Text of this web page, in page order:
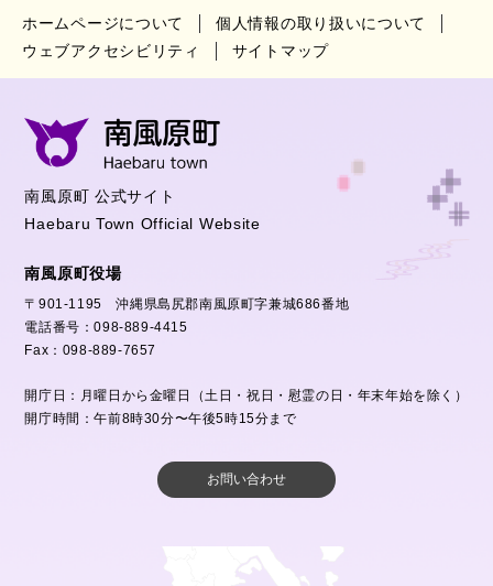
ホームページについて
個人情報の取り扱いについて
ウェブアクセシビリティ
サイトマップ
南風原町 公式サイト
Haebaru Town Official Website
南風原町役場
〒901-1195 沖縄県島尻郡南風原町字兼城686番地
電話番号：098-889-4415
Fax：098-889-7657
開庁日：月曜日から金曜日（土日・祝日・慰霊の日・年末年始を除く）
開庁時間：午前8時30分〜午後5時15分まで
お問い合わせ